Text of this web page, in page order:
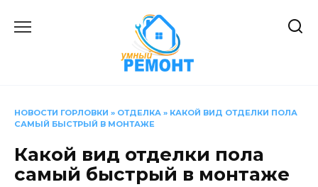
НОВОСТИ ГОРЛОВКИ » ОТДЕЛКА » КАКОЙ ВИД ОТДЕЛКИ ПОЛА
САМЫЙ БЫСТРЫЙ В МОНТАЖЕ
Какой вид отделки пола
самый быстрый в монтаже